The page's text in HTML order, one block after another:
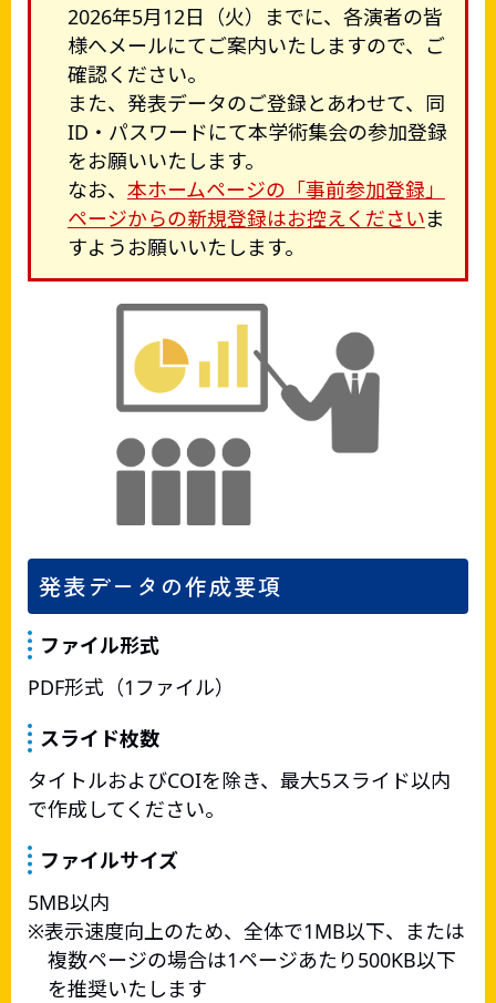
2026年5月12日（火）までに、各演者の皆
様へメールにてご案内いたしますので、ご
確認ください。
また、発表データのご登録とあわせて、同
ID・パスワードにて本学術集会の参加登録
をお願いいたします。
なお、 本ホームページの「事前参加登録」
ページからの新規登録はお控えくださいま
すようお願いいたします。
発表データの作成要項
ファイル形式
PDF形式（1ファイル）
スライド枚数
タイトルおよびCOIを除き、最大5スライド以内
で作成してください。
ファイルサイズ
5MB以内
表示速度向上のため、全体で1MB以下、または
複数ページの場合は1ページあたり500KB以下
を推奨いたします